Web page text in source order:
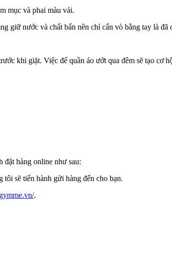
mục và phai màu vải.
giữ nước và chất bẩn nên chỉ cẩn vò bằng tay là đã
khi giặt. Việc để quần áo ướt qua đêm sẽ tạo cơ
đặt hàng online như sau:
sẽ tiến hành gửi hàng đến cho bạn.
.